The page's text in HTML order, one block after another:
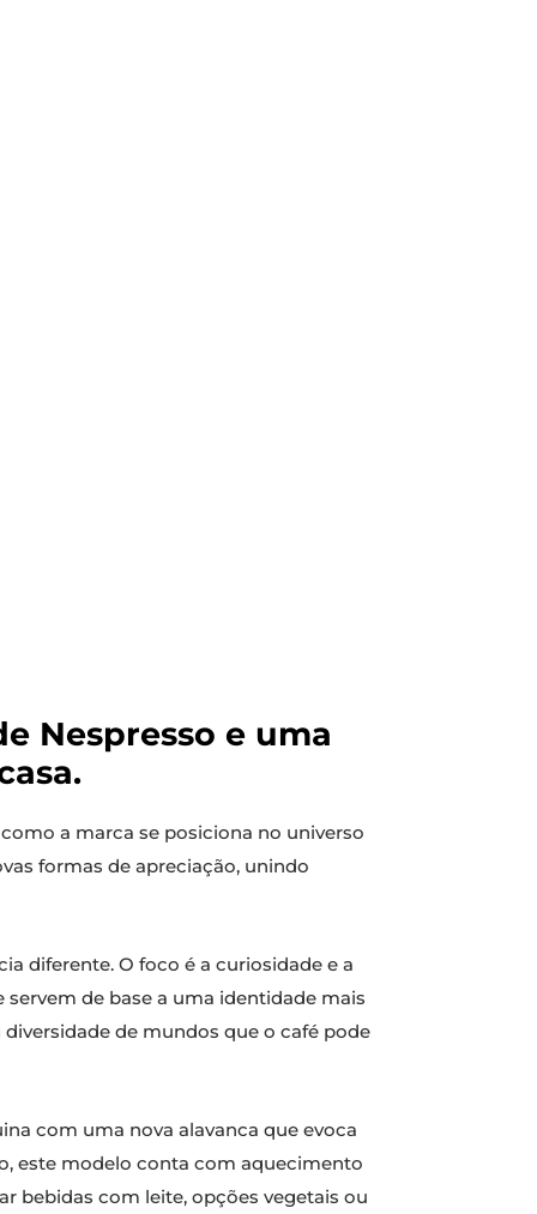
Nespresso e uma
a marca se posiciona no universo
formas de apreciação, unindo
diferente. O foco é a curiosidade e a
servem de base a uma identidade mais
de mundos que o café pode
com uma nova alavanca que evoca
este modelo conta com aquecimento
bebidas com leite, opções vegetais ou